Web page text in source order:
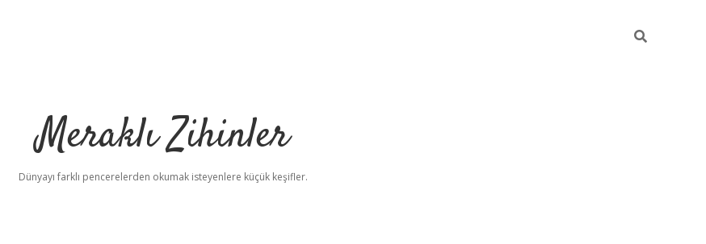
Meraklı Zihinler
Dünyayı farklı pencerelerden okumak isteyenlere küçük keşifler.